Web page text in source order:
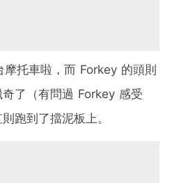
托車啦，而 Forkey 的頭則
了（有問過 Forkey 感受
跑到了擋泥板上。